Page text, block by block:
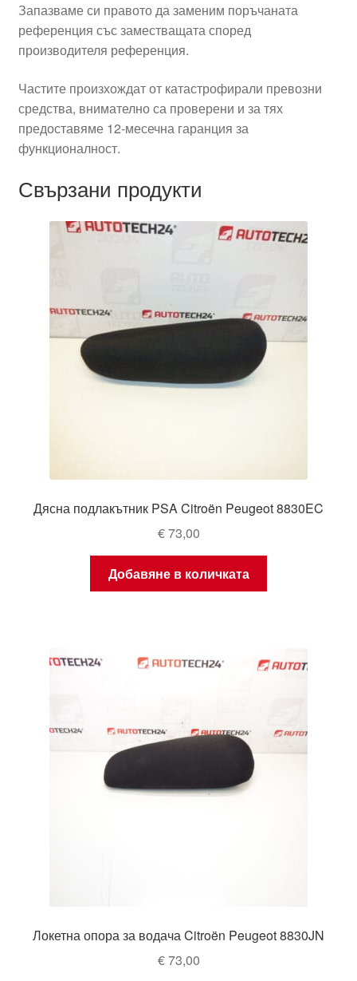
Запазваме си правото да заменим поръчаната
референция със заместващата според
производителя референция.
Частите произхождат от катастрофирали превозни
средства, внимателно са проверени и за тях
предоставяме 12-месечна гаранция за
функционалност.
Свързани продукти
Дясна подлакътник PSA Citroën Peugeot 8830EC
€73,00
Добавяне в количката
Локетна опора за водача Citroën Peugeot 8830JN
€73,00